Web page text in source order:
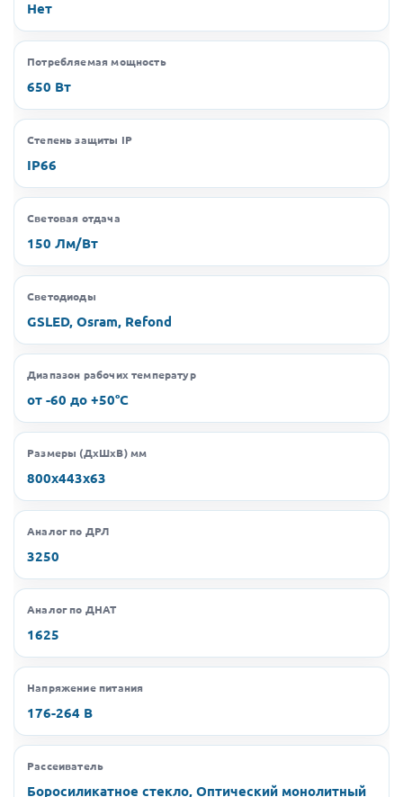
Нет
Потребляемая мощность
650 Вт
Степень защиты IP
IP66
Световая отдача
150 Лм/Вт
Светодиоды
GSLED, Osram, Refond
Диапазон рабочих температур
от -60 до +50°C
Размеры (ДхШхВ) мм
800х443х63
Аналог по ДРЛ
3250
Аналог по ДНАТ
1625
Напряжение питания
176-264 В
Рассеиватель
Боросиликатное стекло, Оптический монолитный